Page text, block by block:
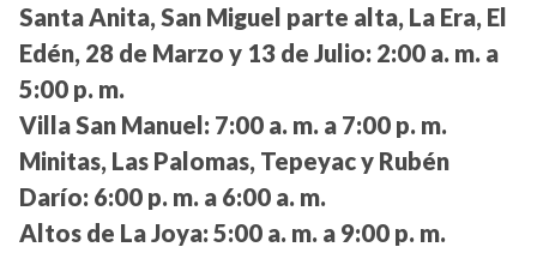
Santa Anita, San Miguel parte alta, La Era, El
Edén, 28 de Marzo y 13 de Julio: 2:00 a. m. a
5:00 p. m.
Villa San Manuel: 7:00 a. m. a 7:00 p. m.
Minitas, Las Palomas, Tepeyac y Rubén
Darío: 6:00 p. m. a 6:00 a. m.
Altos de La Joya: 5:00 a. m. a 9:00 p. m.